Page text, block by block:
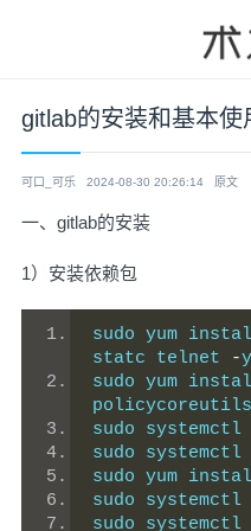
gitlab的安装和基本使
可口_可乐 2024-08-30 20:26:14 原文
一、gitlab的安装
1）安装依赖包
sudo yum
statc telnet
-y
sudo yum
policycoreutils
sudo systemctl
sudo
sudo yum
sudo
sudo